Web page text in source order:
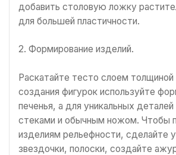
добавить столовую ложку
для большей пластичности.
2. Формирование изделий.
Раскатайте тесто слоем
создания фигурок используйте
печенья, а для уникальных
стеками и обычным ножом. Чтобы
изделиям рельефности, сделайте
звездочки, полоски, создайте